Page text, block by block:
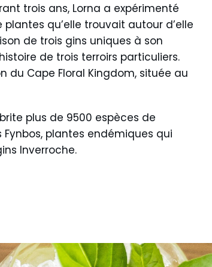
trois ans, Lorna a expérimenté
qu’elle trouvait autour d’elle
de trois gins uniques à son
de trois terroirs particuliers.
du Cape Floral Kingdom, située au
plus de 9500 espèces de
plantes endémiques qui
Inverroche.